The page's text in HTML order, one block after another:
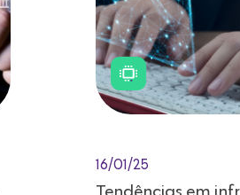
16/01/25